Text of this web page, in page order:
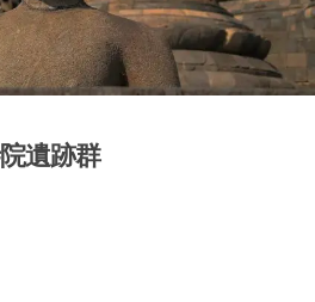
遺跡群